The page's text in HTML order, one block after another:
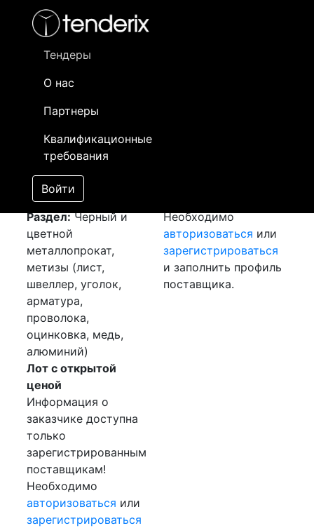
Тендеры
О нас
Партнеры
Квалификационные
требования
Войти
- активный лот
- сохраненный лот (не опубликован)
Закупка: Арматура и
[Завершен]
Лот №:
АУКЦИОН (покупка
товара)
Раздел:Черный и
цветной
металлопрокат,
метизы (лист,
швеллер, уголок,
арматура,
проволока,
оцинковка, медь,
алюминий)
Лот с открытой
ценой
Информация о
заказчике доступна
только
зарегистрированным
поставщикам!
Необходимо
авторизоваться или
зарегистрироваться
Необходимо
авторизоваться или
зарегистрироваться
и заполнить профиль
поставщика.